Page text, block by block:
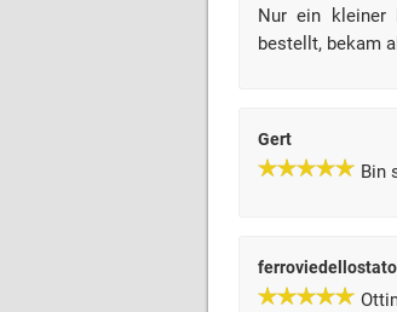
Nur ein kleiner
bestellt, bekam
Gert
Bin
ferroviedellostato